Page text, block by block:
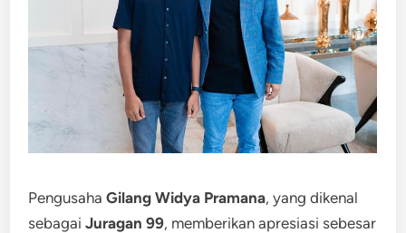
PengusahaGilang Widya Pramana, yang dikenal
sebagaiJuragan 99, memberikan apresiasi sebesar